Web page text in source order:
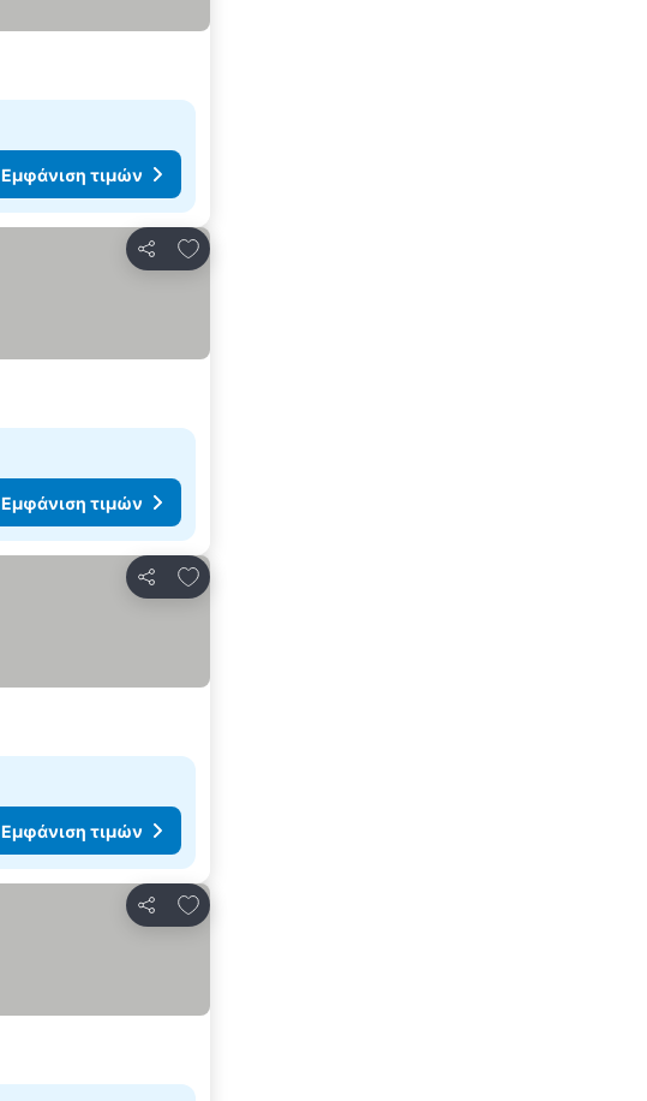
Εμφάνιση τιμών
Κοινοποίηση
Προσθήκη στα αγαπημένα
Εμφάνιση τιμών
Κοινοποίηση
Προσθήκη στα αγαπημένα
Εμφάνιση τιμών
Κοινοποίηση
Προσθήκη στα αγαπημένα